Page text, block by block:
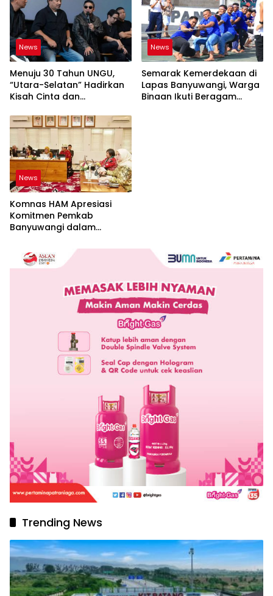
News
Menuju 30 Tahun UNGU,
“Utara-Selatan” Hadirkan
Kisah Cinta dan
News
Semarak Kemerdekaan di
Lapas Banyuwangi, Warga
Binaan Ikuti Beragam
News
Komnas HAM Apresiasi
Komitmen Pemkab
Banyuwangi dalam
Hak Asasi Manusia
Trending News